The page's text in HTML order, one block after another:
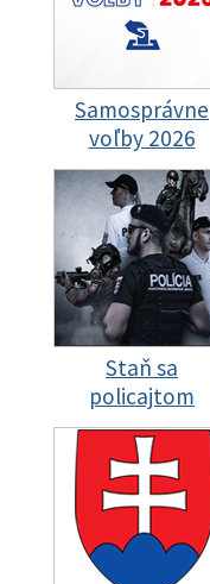
Samosprávne
voľby 2026
Staň sa
policajtom